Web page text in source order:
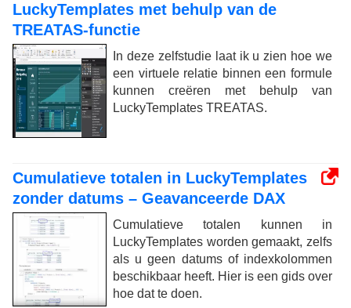
LuckyTemplates met behulp van de
TREATAS-functie
In deze zelfstudie laat ik u zien hoe we
een virtuele relatie binnen een formule
kunnen creëren met behulp van
LuckyTemplates TREATAS.
Cumulatieve totalen in LuckyTemplates
zonder datums – Geavanceerde DAX
Cumulatieve totalen kunnen in
LuckyTemplates worden gemaakt, zelfs
als u geen datums of indexkolommen
beschikbaar heeft. Hier is een gids over
hoe dat te doen.